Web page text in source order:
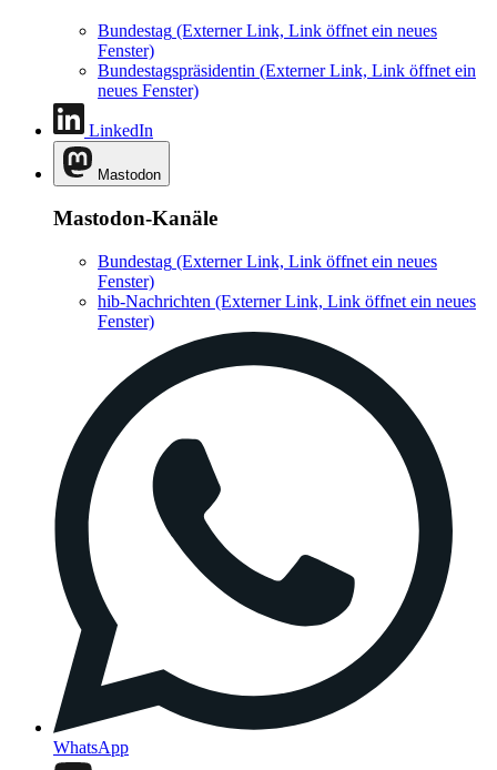
Bundestag (Externer Link, Link öffnet ein neues
Fenster)
Bundestagspräsidentin (Externer Link, Link öffnet ein
neues Fenster)
LinkedIn
Mastodon
Mastodon-Kanäle
Bundestag (Externer Link, Link öffnet ein neues
Fenster)
hib-Nachrichten (Externer Link, Link öffnet ein neues
Fenster)
WhatsApp